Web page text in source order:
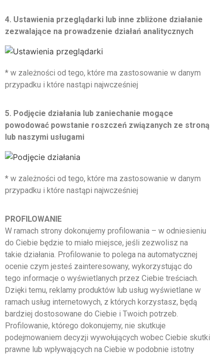
4. Ustawienia przeglądarki lub inne zbliżone działanie
zezwalające na prowadzenie działań analitycznych
* w zależności od tego, które ma zastosowanie w danym
przypadku i które nastąpi najwcześniej
5. Podjęcie działania lub zaniechanie mogące
powodować powstanie roszczeń związanych ze stroną
lub naszymi usługami
* w zależności od tego, które ma zastosowanie w danym
przypadku i które nastąpi najwcześniej
PROFILOWANIE
W ramach strony dokonujemy profilowania – w odniesieniu
do Ciebie będzie to miało miejsce, jeśli zezwolisz na
takie działania. Profilowanie to polega na automatycznej
ocenie czym jesteś zainteresowany, wykorzystując do
tego informacje o wyświetlanych przez Ciebie treściach.
Dzięki temu, reklamy produktów lub usług wyświetlane w
ramach usług internetowych, z których korzystasz, będą
bardziej dostosowane do Ciebie i Twoich potrzeb.
Profilowanie, którego dokonujemy, nie skutkuje
podejmowaniem decyzji wywołujących wobec Ciebie skutki
prawne lub wpływających na Ciebie w podobnie istotny